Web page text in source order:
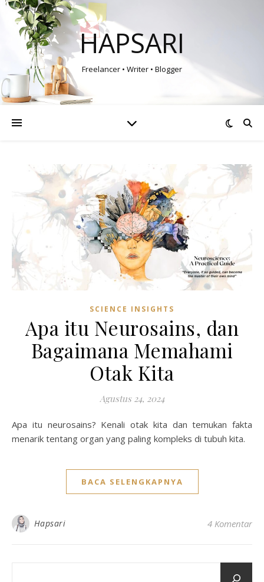
HAPSARI
Freelancer • Writer • Blogger
SCIENCE INSIGHTS
Apa itu Neurosains, dan
Bagaimana Memahami
Otak Kita
Agustus 24, 2024
Apa itu neurosains? Kenali otak kita dan temukan fakta
menarik tentang organ yang paling kompleks di tubuh kita.
BACA SELENGKAPNYA
Hapsari 4 Komentar